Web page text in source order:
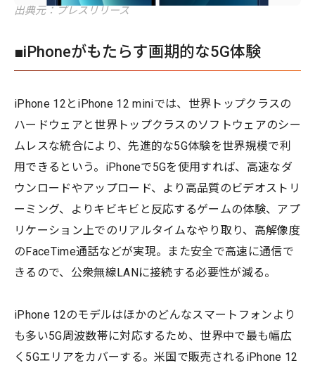
出典元：プレスリリース
■iPhoneがもたらす画期的な5G体験
iPhone 12とiPhone 12 miniでは、世界トップクラスの
ハードウェアと世界トップクラスのソフトウェアのシー
ムレスな統合により、先進的な5G体験を世界規模で利
用できるという。iPhoneで5Gを使用すれば、高速なダ
ウンロードやアップロード、より高品質のビデオストリ
ーミング、よりキビキビと反応するゲームの体験、アプ
リケーション上でのリアルタイムなやり取り、高解像度
のFaceTime通話などが実現。また安全で高速に通信で
きるので、公衆無線LANに接続する必要性が減る。
iPhone 12のモデルはほかのどんなスマートフォンより
も多い5G周波数帯に対応するため、世界中で最も幅広
く5Gエリアをカバーする。米国で販売されるiPhone 12